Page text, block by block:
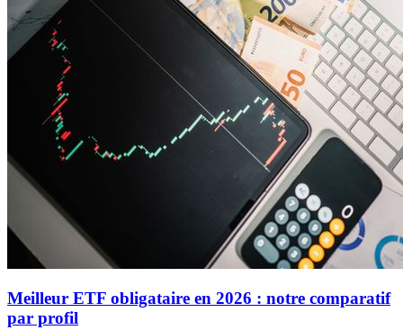
Meilleur ETF obligataire en 2026 : notre comparatif
par profil